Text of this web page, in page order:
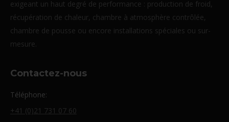
exigeant un haut degré de performance : production de froid,
récupération de chaleur, chambre à atmosphère contrôlée,
chambre de pousse ou encore installations spéciales ou sur-
mesure.
Contactez-nous
Téléphone:
+41 (0)21 731 07 60